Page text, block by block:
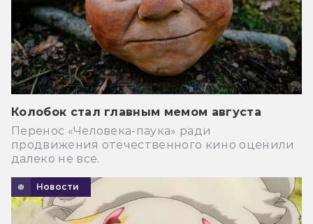
Колобок стал главным мемом августа
Перенос «Человека-паука» ради
продвижения отечественного кино оценили
далеко не все.
Новости